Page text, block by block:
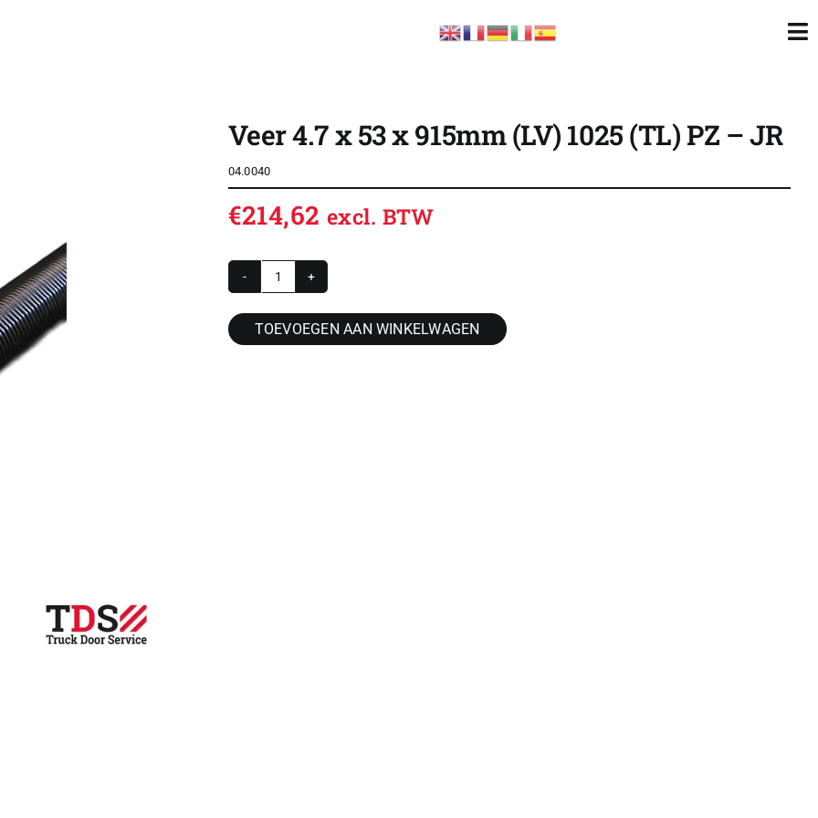
CONTACT
CONFIGURATOR
VACATURES
ACCOUNT / INLOG
WINKELWAGEN
Veer 4.7 x 53 x 915mm (LV) 1025 (TL) PZ – JR
04.0040
€214,62 excl. BTW
Veer
4.7
x
TOEVOEGEN AAN WINKELWAGEN